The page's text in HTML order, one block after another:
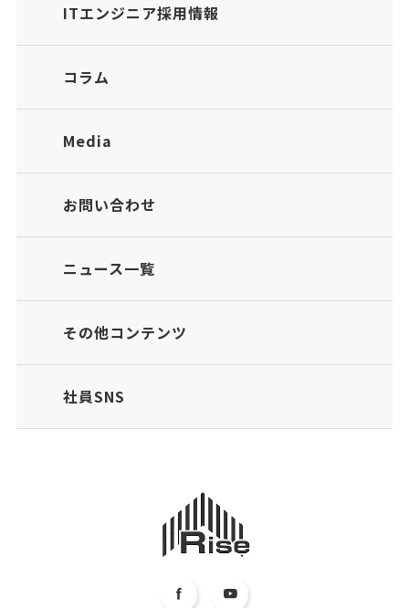
ITエンジニア採用情報
コラム
Media
お問い合わせ
ニュース一覧
その他コンテンツ
社員SNS